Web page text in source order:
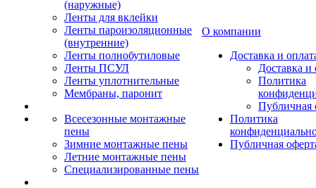
(наружные)
Ленты для вклейки
Ленты пароизоляционные
(внутренние)
Ленты полнобутиловые
Ленты ПСУЛ
Ленты уплотнительные
Мембраны, паронит
Всесезонные монтажные
пены
Зимние монтажные пены
Летние монтажные пены
Специализированные пены
О компании
Доставка и
Доставка и
Политика
Публичная
Политика
Публичная